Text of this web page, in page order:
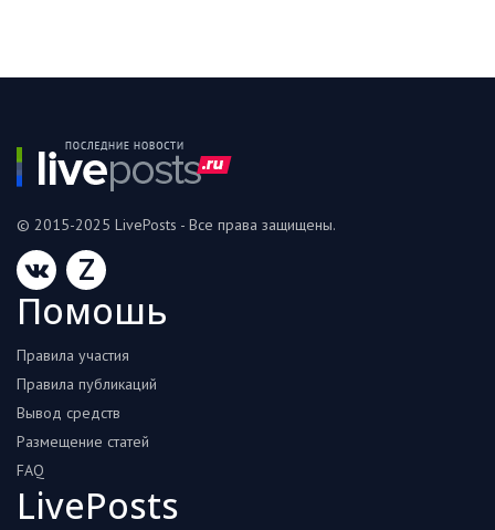
© 2015-2025 LivePosts - Все права защищены.
Z
Помошь
Правила участия
Правила публикаций
Вывод средств
Размещение статей
FAQ
LivePosts